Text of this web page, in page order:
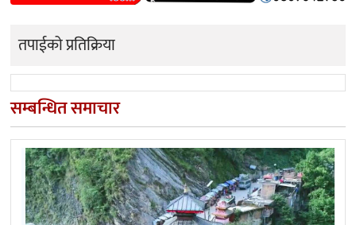
तपाईको प्रतिक्रिया
सम्बन्धित समाचार